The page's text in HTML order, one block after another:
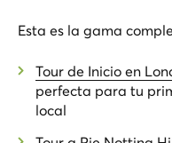
Esta es la gama
Tour de Inicio en
perfecta para tu
local